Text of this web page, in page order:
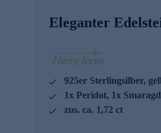
Eleganter
925er Sterlingsilber,
1x Peridot, 1x
zus. ca. 1,72 ct